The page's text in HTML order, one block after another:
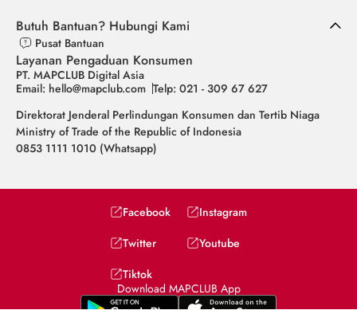
Butuh Bantuan? Hubungi Kami
Pusat Bantuan
Layanan Pengaduan Konsumen
PT. MAPCLUB Digital Asia
Email: hello@mapclub.com Telp: 021 - 309 67 627
Direktorat Jenderal Perlindungan Konsumen dan Tertib Niaga
Ministry of Trade of the Republic of Indonesia
0853 1111 1010 (Whatsapp)
Facebook
Instagram
Twitter
Youtube
Tiktok
Download MAPCLUB App